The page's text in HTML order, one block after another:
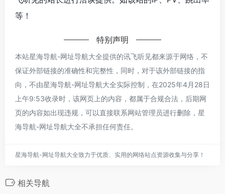
等！
特别声明
本站星海导航-网址导航大全提供的讯飞听见都来源于网络，不
保证外部链接的准确性和完整性，同时，对于该外部链接的指
向，不由星海导航-网址导航大全实际控制，在2025年4月28日
上午9:53收录时，该网页上的内容，都属于合规合法，后期网
页的内容如出现违规，可以直接联系网站管理员进行删除，星
海导航-网址导航大全不承担任何责任。
星海导航-网址导航大全致力于优质、实用的网络站点资源收集与分享！
相关导航